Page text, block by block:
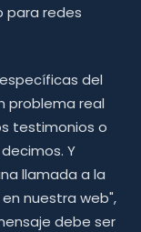
para redes
del
problema real
testimonios o
Y
llamada a la
nuestra web",
debe ser